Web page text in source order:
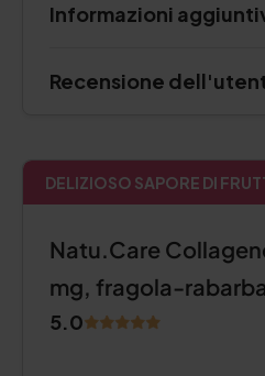
Informazioni
Recensione
DELIZIOSO SAPORE DI
Natu.Care
mg, fragola-
5.0